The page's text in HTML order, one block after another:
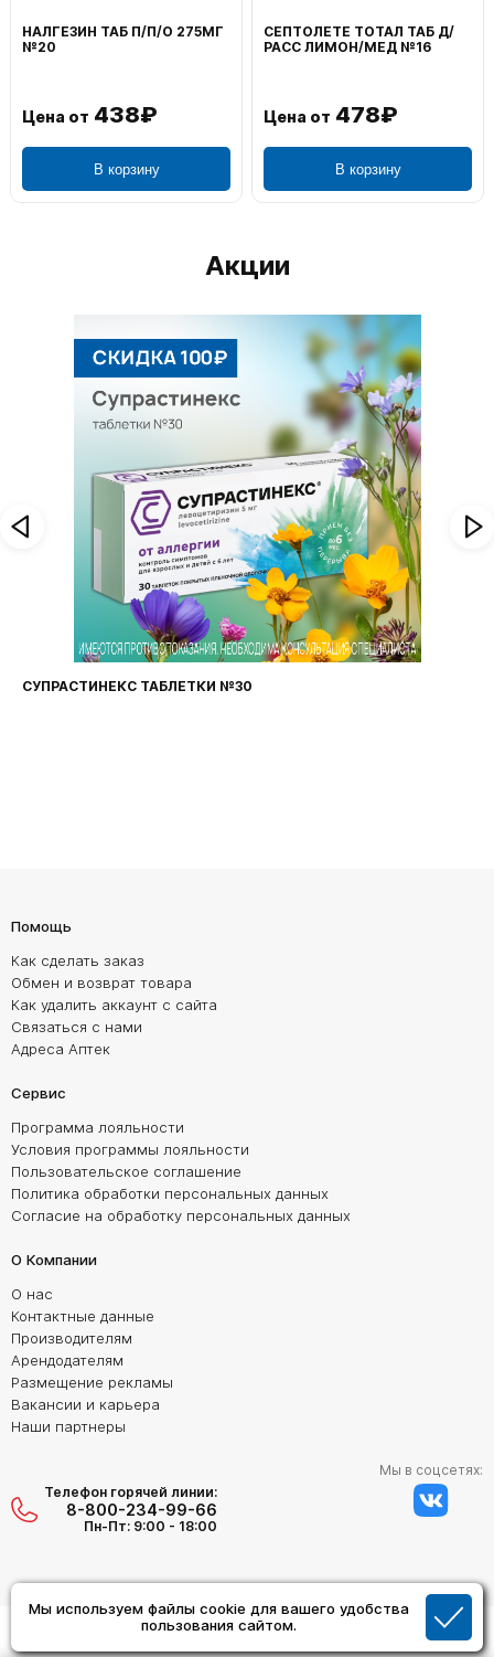
Мы используем файлы cookie для вашего удобства
пользования сайтом.
НАЛГЕЗИН ТАБ П/П/О 275МГ
№20
Цена от 438₽
В корзину
СЕПТОЛЕТЕ ТОТАЛ ТАБ Д/
РАСС ЛИМОН/МЕД №16
Цена от 478₽
В корзину
Акции
СУПРАСТИНЕКС ТАБЛЕТКИ №30
Помощь
Как сделать заказ
Обмен и возврат товара
Как удалить аккаунт с сайта
Связаться с нами
Адреса Аптек
Сервис
Программа лояльности
Условия программы лояльности
Пользовательское соглашение
Политика обработки персональных данных
Согласие на обработку персональных данных
О Компании
О нас
Контактные данные
Производителям
Арендодателям
Размещение рекламы
Вакансии и карьера
Наши партнеры
Телефон горячей линии:
8-800-234-99-66
Пн-Пт: 9:00 - 18:00
Мы в соцсетях: